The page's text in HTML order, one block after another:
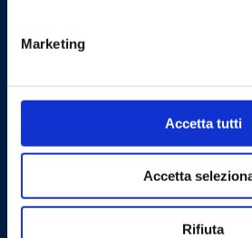
Marketing
Accetta tutti
Accetta
Rifiuta
Via Monte Fenera, 7 - 13018
Logistik:Via Arturo
28075 Grignasco (NO) -
Zertifizierte Post PEC:
Whistleblowing: